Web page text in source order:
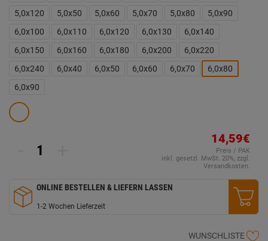
5,0x120
5,0x50 5,0x60 5,0x70 5,0x80
5,0x90
6,0x100
6,0x110 6,0x120 6,0x130
6,0x140
6,0x150
6,0x160 6,0x180 6,0x200
6,0x220
6,0x240
6,0x40 6,0x50 6,0x60 6,0x70
6,0x80
6,0x90
14,59€
Preis / PAK
inkl. gesetzl. MwSt. 20%, zzgl.
Versandkosten.
ONLINE BESTELLEN & LIEFERN LASSEN
1-2 Wochen Lieferzeit
WUNSCHLISTE